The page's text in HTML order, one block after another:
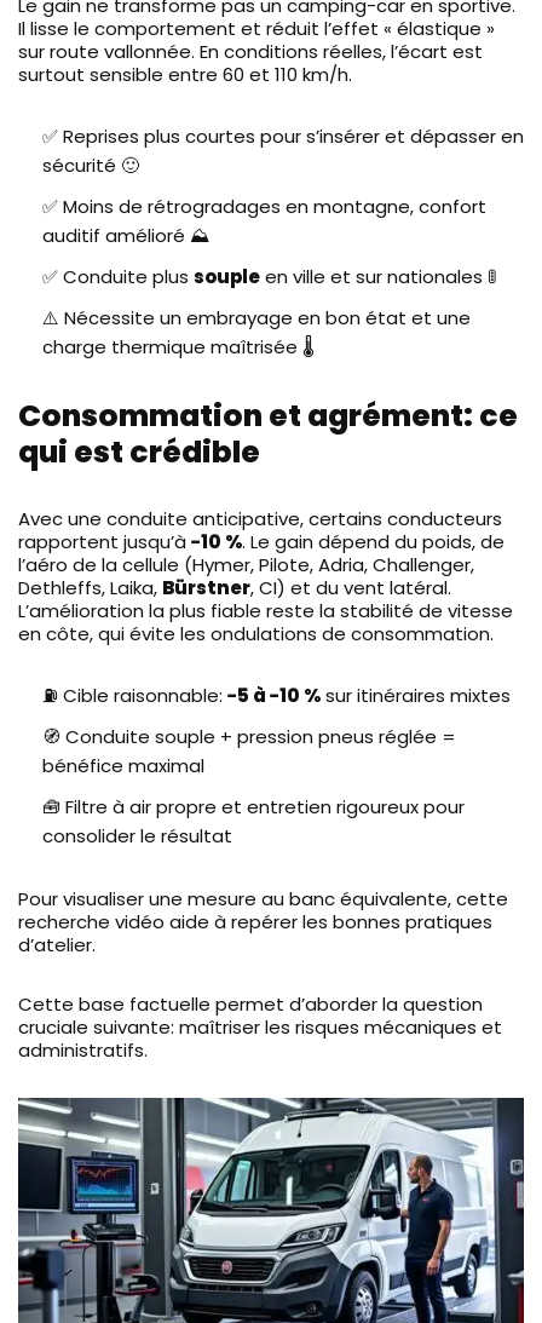
Il lisse le comportement et réduit l’effet « élastique »
sur route vallonnée. En conditions réelles, l’écart est
surtout sensible entre 60 et 110 km/h.
✅ Reprises plus courtes pour s’insérer et dépasser en
sécurité 🙂
✅ Moins de rétrogradages en montagne, confort
auditif amélioré ⛰️
✅ Conduite plus soupleen ville et sur nationales 🚦
⚠️ Nécessite un embrayage en bon état et une
charge thermique maîtrisée 🌡️
Consommation et agrément: ce
qui est crédible
Avec une conduite anticipative, certains conducteurs
rapportent jusqu’à −10 %. Le gain dépend du poids, de
l’aéro de la cellule (Hymer, Pilote, Adria, Challenger,
Dethleffs, Laika, Bürstner, CI) et du vent latéral.
L’amélioration la plus fiable reste la stabilité de vitesse
en côte, qui évite les ondulations de consommation.
⛽ Cible raisonnable: −5 à −10 %sur itinéraires mixtes
🧭 Conduite souple + pression pneus réglée =
bénéfice maximal
🧰 Filtre à air propre et entretien rigoureux pour
consolider le résultat
Pour visualiser une mesure au banc équivalente, cette
recherche vidéo aide à repérer les bonnes pratiques
d’atelier.
Cette base factuelle permet d’aborder la question
cruciale suivante: maîtriser les risques mécaniques et
administratifs.